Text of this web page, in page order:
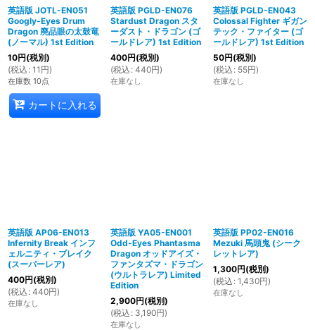
英語版 JOTL-EN051
Googly-Eyes Drum
Dragon 廃品眼の太鼓竜
(ノーマル) 1st Edition
10円(税別)
(税込 : 11 円)
在庫数 10点
カートに入れる
英語版 PGLD-EN076
Stardust Dragon スタ
ーダスト・ドラゴン (ゴ
ールドレア) 1st Edition
400円(税別)
(税込 : 440円)
在庫なし
英語版 PGLD-EN043
Colossal Fighter ギガン
テック・ファイター (ゴ
ールドレア) 1st Edition
50円(税別)
(税込 : 55円)
在庫なし
英語版 AP06-EN013
Infernity Break インフ
ェルニティ・ブレイク
(スーパーレア)
400円(税別)
(税込 : 440円)
在庫なし
英語版 YA05-EN001
Odd-Eyes Phantasma
Dragon オッドアイズ・
ファンタズマ・ドラゴン
(ウルトラレア) Limited
Edition
2,900円(税別)
(税込 : 3,190円)
在庫なし
英語版 PP02-EN016
Mezuki 馬頭鬼 (シーク
レットレア)
1,300円(税別)
(税込 : 1,430円)
在庫なし